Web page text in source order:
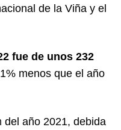
de la Viña y el
fue de unos 232
menos que el año
del año 2021, debida